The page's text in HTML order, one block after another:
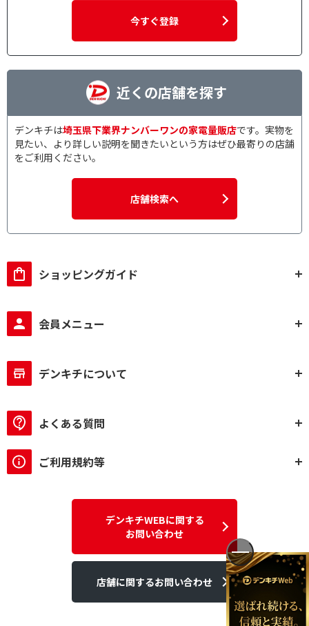
今すぐ登録
近くの店舗を探す
デンキチは埼玉県下業界ナンバーワンの家電量販店です。実物を
見たい、より詳しい説明を聞きたいという方はぜひ最寄りの店舗
をご利用ください。
店舗検索へ
ショッピングガイド
会員メニュー
デンキチについて
よくある質問
ご利用規約等
デンキチWEBに関する
お問い合わせ
店舗に関するお問い合わせ